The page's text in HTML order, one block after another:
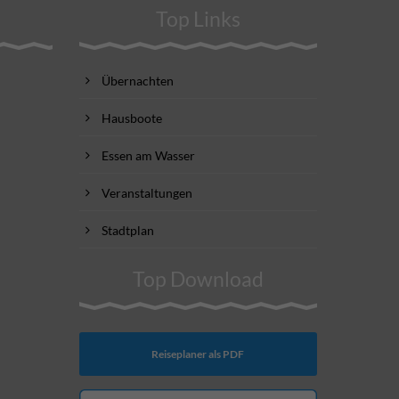
Top Links
Übernachten
Hausboote
Essen am Wasser
Veranstaltungen
Stadtplan
Top Download
Reiseplaner als PDF